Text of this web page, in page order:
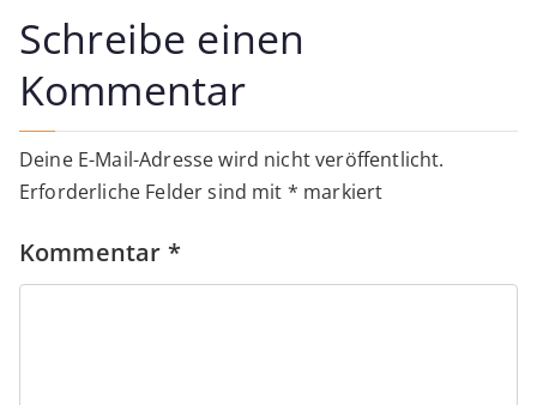
Schreibe einen
Kommentar
Deine E-Mail-Adresse wird nicht veröffentlicht.
Erforderliche Felder sind mit * markiert
Kommentar *